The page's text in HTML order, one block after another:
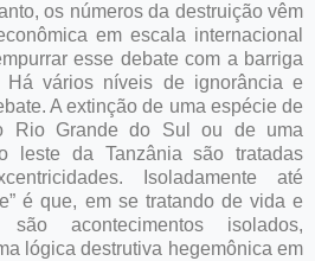
os números da destruição vêm
em escala internacional
esse debate com a barriga
Há vários níveis de ignorância e
A extinção de uma espécie de
Rio Grande do Sul ou de uma
leste da Tanzânia são tratadas
Isoladamente até
é que, em se tratando de vida e
são acontecimentos isolados,
lógica destrutiva hegemônica em